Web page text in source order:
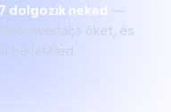
dolgozik neked —
konvertálja őket, és
bevételed.